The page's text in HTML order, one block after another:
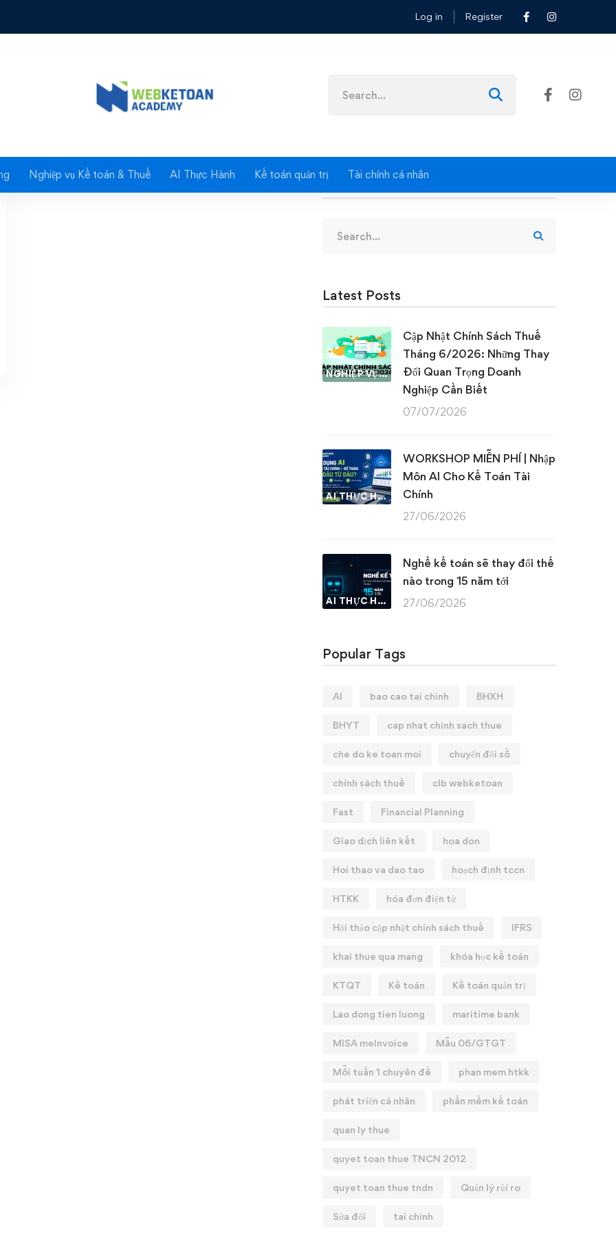
Log in Register
for:
Nghiệp vụ Kế toán & Thuế AI Thực Hành Kế toán quản trị Tài chính cá nhân
for:
Latest Posts
NGHIỆP VỤ KẾ TOÁN & THUẾ
Cập Nhật Chính Sách Thuế
Tháng 6/2026: Những Thay
Đổi Quan Trọng Doanh
Nghiệp Cần Biết
07/07/2026
AI THỰC HÀNH
WORKSHOP MIỄN PHÍ | Nhập
Môn AI Cho Kế Toán Tài
Chính
27/06/2026
AI THỰC HÀNH
Nghề kế toán sẽ thay đổi thế
nào trong 15 năm tới
27/06/2026
Popular Tags
AI bao cao tai chinh BHXH
BHYT cap nhat chinh sach thue
che do ke toan moi chuyển đổi số
chính sách thuế clb webketoan
Fast Financial Planning
Giao dịch liên kết hoa don
Hoi thao va dao tao hoạch định tccn
HTKK hóa đơn điện tử
Hội thảo cập nhật chính sách thuế IFRS
khai thue qua mang khóa học kế toán
KTQT Kế toán Kế toán quản trị
Lao dong tien luong maritime bank
MISA meInvoice Mẫu 06/GTGT
Mỗi tuần 1 chuyên đề phan mem htkk
phát triển cá nhân phần mềm kế toán
quan ly thue
quyet toan thue TNCN 2012
quyet toan thue tndn Quản lý rủi ro
Sửa đổi tai chinh